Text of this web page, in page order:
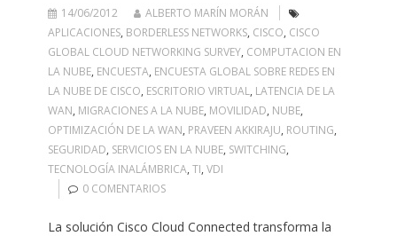
14/06/2012
ALBERTO MARÍN MORÁN
APLICACIONES, BORDERLESS NETWORKS, CISCO, CISCO
GLOBAL CLOUD NETWORKING SURVEY, COMPUTACION EN
LA NUBE, ENCUESTA, ENCUESTA GLOBAL SOBRE REDES EN
LA NUBE DE CISCO, ESCRITORIO VIRTUAL, LATENCIA DE LA
WAN, MIGRACIONES A LA NUBE, MOVILIDAD, NUBE,
OPTIMIZACIÓN DE LA WAN, PRAVEEN AKKIRAJU, ROUTING,
SEGURIDAD, SERVICIOS EN LA NUBE, SWITCHING,
TECNOLOGÍA INALÁMBRICA, TI, VDI
0 COMENTARIOS
La solución Cisco Cloud Connected transforma la